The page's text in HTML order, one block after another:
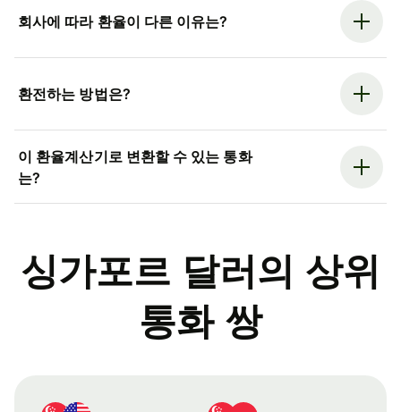
회사에 따라 환율이 다른 이유는?
환전하는 방법은?
이 환율계산기로 변환할 수 있는 통화
는?
싱가포르 달러의 상위
통화 쌍